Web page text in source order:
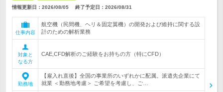
情報更新日：2026/08/05 終了予定日： 2026/08/31
仕事内容
航空機（民間機、ヘリ＆固定翼機）の開発および維持に関する設
計のための解析業務
対象と
なる方
CAE,CFD解析のご経験をお持ちの方（特にCFD）
勤務地
【雇入れ直後】全国の事業所のいずれかに配属。派遣先企業にて
就業 ＜勤務地考慮＞ ご希望を考慮し、ご…